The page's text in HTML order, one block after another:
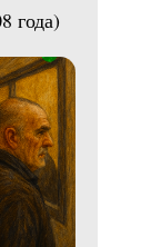
года)